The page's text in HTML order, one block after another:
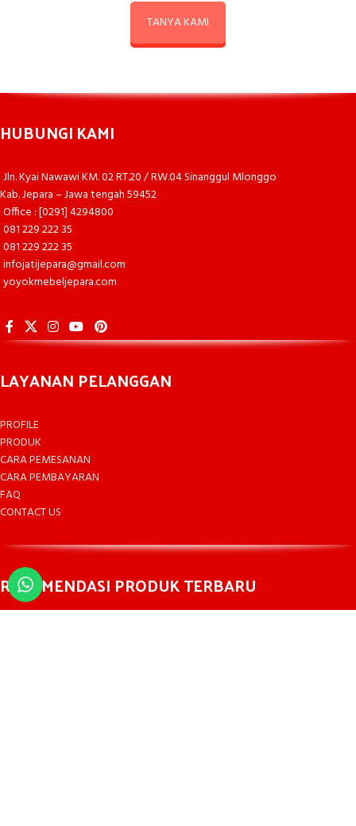
TANYA KAMI
HUBUNGI KAMI
Jln. Kyai Nawawi KM. 02 RT.20 / RW.04 Sinanggul Mlonggo
Kab. Jepara – Jawa tengah 59452
Office : [0291] 4294800
081 229 222 35
081 229 222 35
infojatijepara@gmail.com
yoyokmebeljepara.com
LAYANAN PELANGGAN
PROFILE
PRODUK
CARA PEMESANAN
CARA PEMBAYARAN
FAQ
CONTACT US
REKOMENDASI PRODUK TERBARU